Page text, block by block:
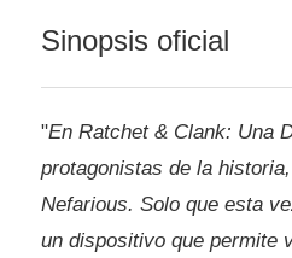
Sinopsis oficial
"En Ratchet & Clank: Una
protagonistas de la
Nefarious. Solo que esta
un dispositivo que permite